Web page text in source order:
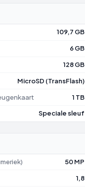
109,7 GB
6 GB
128 GB
MicroSD (TransFlash)
1 TB
Speciale sleuf
50 MP
1,8